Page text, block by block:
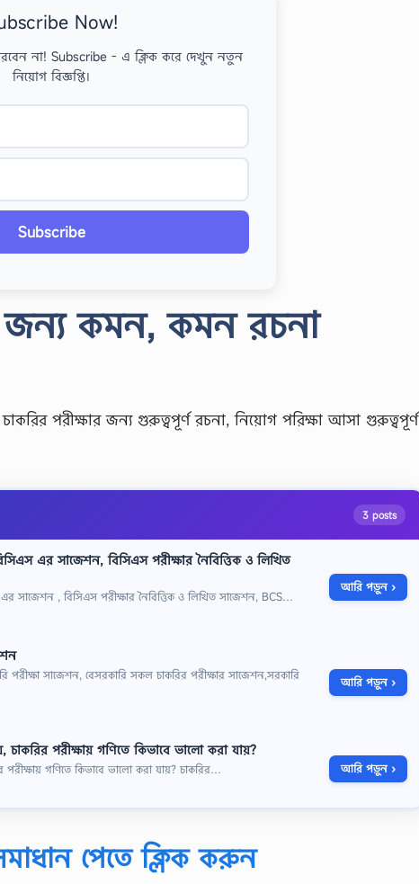
Now!
না! Subscribe - এ ক্লিক করে দেখুন নতুন
নিয়োগ বিজ্ঞপ্তি।
Subscribe
জন্য কমন, কমন রচনা
পরীক্ষার জন্য গুরুত্বপূর্ণ রচনা, নিয়োগ পরিক্ষা আসা গুরুত্বপূর্ণ
3 posts
এর সাজেশন, বিসিএস পরীক্ষার নৈবিত্তিক ও লিখিত
সাজেশন , বিসিএস পরীক্ষার নৈবিত্তিক ও লিখিত সাজেশন, BCS…
আরি পড়ুন ›
পরীক্ষা সাজেশন, বেসরকারি সকল চাকরির পরীক্ষার সাজেশন,সরকারি
আরি পড়ুন ›
পরীক্ষায় গণিতে কিভাবে ভালো করা যায়?
গণিতে কিভাবে ভালো করা যায়? চাকরির… আরি পড়ুন ›
পেতে ক্লিক করুন